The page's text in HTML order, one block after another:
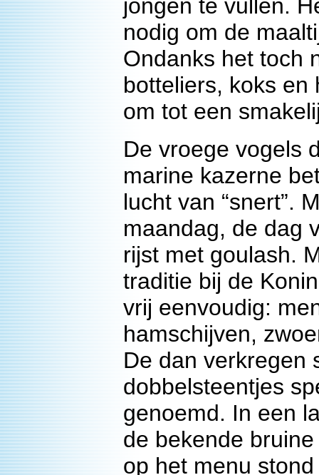
jongen te vullen.
nodig om de
Ondanks het toch
botteliers, koks en
om tot een
De vroege vogels
marine kazerne
lucht van “snert”.
maandag, de dag
rijst met goulash.
traditie bij de
vrij eenvoudig:
hamschijven,
De dan verkregen
dobbelsteentjes
genoemd. In een
de bekende
op het menu